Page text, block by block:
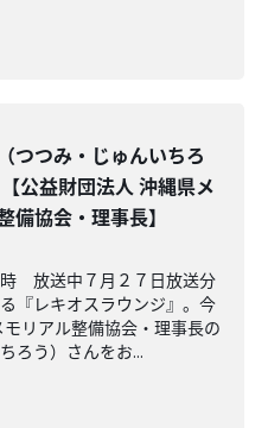
つつみ・じゅんいちろ
公益財団法人 沖縄県メ
備協会・理事長】
放送中７月２７日放送分
『レキオスラウンジ』。今
リアル整備協会・理事長の
ろう）さんをお...